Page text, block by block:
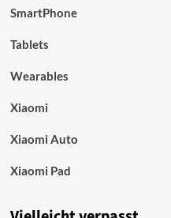
SmartPhone
Tablets
Wearables
Xiaomi
Xiaomi Auto
Xiaomi Pad